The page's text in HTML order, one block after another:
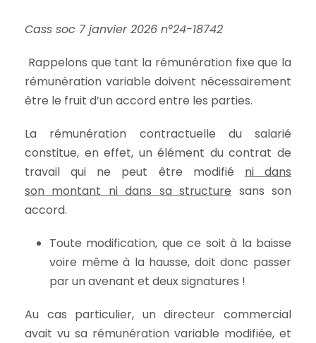
Cass soc 7 janvier 2026 n°24-18742
Rappelons que tant la rémunération fixe que la
rémunération variable doivent nécessairement
être le fruit d’un accord entre les parties.
La rémunération contractuelle du salarié
constitue, en effet, un élément du contrat de
travail qui ne peut être modifié ni dans
son montant ni dans sa structure sans son
accord.
Toute modification, que ce soit à la baisse
voire même à la hausse, doit donc passer
par un avenant et deux signatures !
Au cas particulier, un directeur commercial
avait vu sa rémunération variable modifiée, et